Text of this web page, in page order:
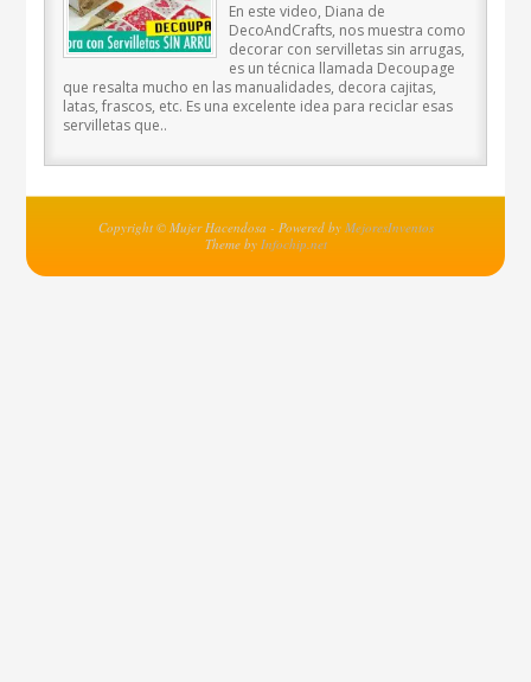
En este video, Diana de
DecoAndCrafts, nos muestra como
decorar con servilletas sin arrugas,
es un técnica llamada Decoupage
que resalta mucho en las manualidades, decora cajitas,
latas, frascos, etc. Es una excelente idea para reciclar esas
servilletas que..
Copyright © Mujer Hacendosa - Powered by MejoresInventos
Theme by Infochip.net